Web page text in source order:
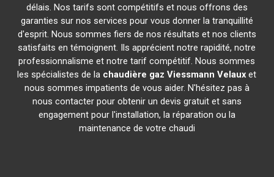
délais. Nos tarifs sont compétitifs et nous offrons des
garanties sur nos services pour vous donner la tranquillité
d'esprit. Nous sommes fiers de nos résultats et nos clients
satisfaits en témoignent. Ils apprécient notre rapidité, notre
professionnalisme et notre tarif compétitif. Nous sommes
les spécialistes de la chaudière gaz Viessmann Velaux et
nous sommes impatients de vous aider. N'hésitez pas à
nous contacter pour obtenir un devis gratuit et sans
engagement pour l'installation, la réparation ou la
maintenance de votre chaudi